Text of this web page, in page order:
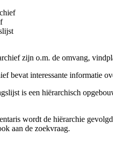
zijn o.m. de omvang,
bevat interessante informatie
is een hiërarchisch
wordt de hiërarchie
aan de zoekvraag.